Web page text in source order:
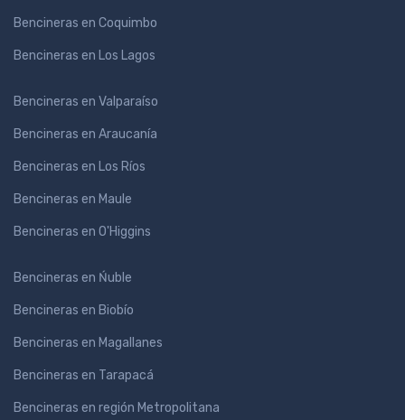
Bencineras en Coquimbo
Bencineras en Los Lagos
Bencineras en Valparaíso
Bencineras en Araucanía
Bencineras en Los Ríos
Bencineras en Maule
Bencineras en O'Higgins
Bencineras en Ńuble
Bencineras en Biobío
Bencineras en Magallanes
Bencineras en Tarapacá
Bencineras en región Metropolitana